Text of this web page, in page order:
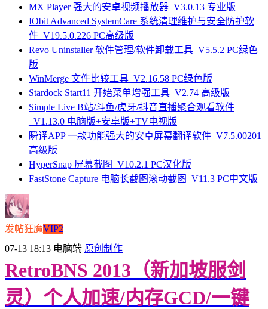
MX Player 强大的安卓视频播放器_V3.0.13 专业版
IObit Advanced SystemCare 系统清理维护与安全防护软
件_V19.5.0.226 PC高级版
Revo Uninstaller 软件管理/软件卸载工具_V5.5.2 PC绿色
版
WinMerge 文件比较工具_V2.16.58 PC绿色版
Stardock Start11 开始菜单增强工具_V2.74 高级版
Simple Live B站/斗鱼/虎牙/抖音直播聚合观看软件
_V1.13.0 电脑版+安卓版+TV电视版
瞬译APP 一款功能强大的安卓屏幕翻译软件_V7.5.00201
高级版
HyperSnap 屏幕截图_V10.2.1 PC汉化版
FastStone Capture 电脑长截图滚动截图_V11.3 PC中文版
发帖狂魔VIP2
07-13 18:13 电脑端 原创制作
RetroBNS 2013（新加坡服剑
灵）个人加速/内存GCD/一键